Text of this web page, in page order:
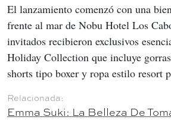
El lanzamiento comenzó con una
frente al mar de Nobu Hotel Los
invitados recibieron exclusivos
Holiday Collection que incluye
shorts tipo boxer y ropa estilo resort
Emma Suki: La Belleza De